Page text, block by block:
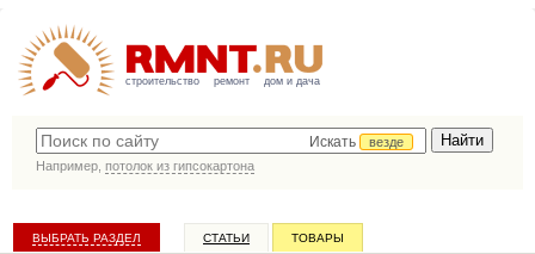
строительство ремонт дом и дача
Искать
везде
Например, потолок из гипсокартона
ВЫБРАТЬ РАЗДЕЛ СТАТЬИ ТОВАРЫ